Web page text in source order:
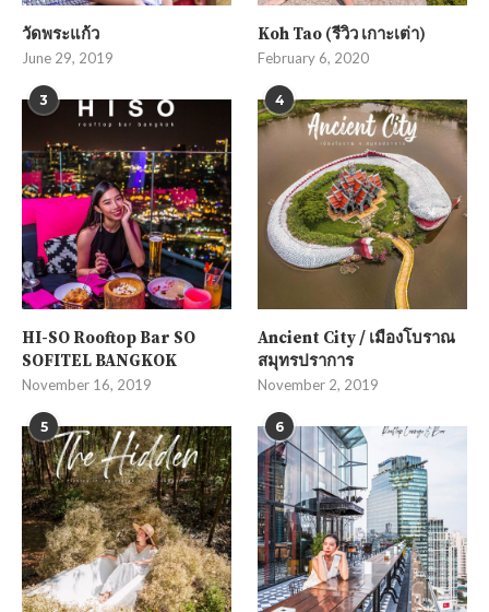
วัดพระแก้ว
June 29, 2019
Koh Tao (รีวิว เกาะเต่า)
February 6, 2020
3
HI-SO Rooftop Bar SO
SOFITEL BANGKOK
November 16, 2019
4
Ancient City / เมืองโบราณ
สมุทรปราการ
November 2, 2019
5 6